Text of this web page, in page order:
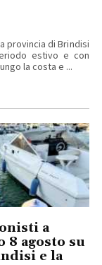
provincia di Brindisi
estivo e con
la costa e ...
a
8 agosto su
e la